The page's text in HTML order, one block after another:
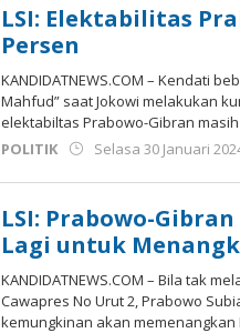
LSI: Elektabilitas
Persen
KANDIDATNEWS.COM – Kendati
Mahfud” saat Jokowi melakukan
elektabiltas Prabowo-Gibran
POLITIK
Selasa 30 Januari
LSI: Prabowo-
Lagi untuk
KANDIDATNEWS.COM – Bila tak
Cawapres No Urut 2, Prabowo
kemungkinan akan memenangkan